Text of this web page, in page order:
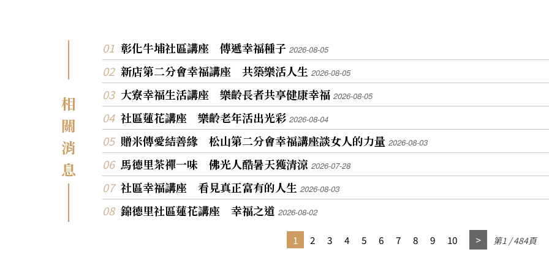
相
關
消
息
彰化牛埔社區講座 傳遞幸福種子 2026-08-05
新店第二分會幸福講座 共築樂活人生 2026-08-05
大寮幸福生活講座 樂齡長者共享健康幸福 2026-08-05
社區蓮花講座 樂齡老年活出光彩 2026-08-04
贈米傳愛結善緣 松山第二分會幸福講座談女人的力量 2026-08-03
馬德里茶禪一味 佛光人酷暑天獲清涼 2026-07-28
社區幸福講座 看見真正富有的人生 2026-08-03
錦德里社區蓮花講座 幸福之道 2026-08-02
1 2 3 4 5 6 7 8 9 10 第1 / 484頁